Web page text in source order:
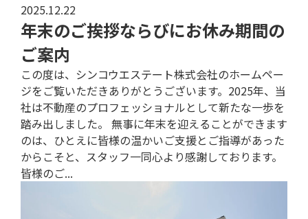
2025.12.22
年末のご挨拶ならびにお休み期間の
ご案内
この度は、シンコウエステート株式会社のホームペー
ジをご覧いただきありがとうございます。2025年、当
社は不動産のプロフェッショナルとして新たな一歩を
踏み出しました。 無事に年末を迎えることができます
のは、ひとえに皆様の温かいご支援とご指導があった
からこそと、スタッフ一同心より感謝しております。
皆様のご...